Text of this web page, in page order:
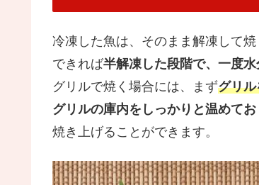
冷凍した魚は、そのまま解凍して焼
できれば半解凍した段階で、一度
グリルで焼く場合には、まずグリ
グリルの庫内をしっかりと温めてお
焼き上げることができます。